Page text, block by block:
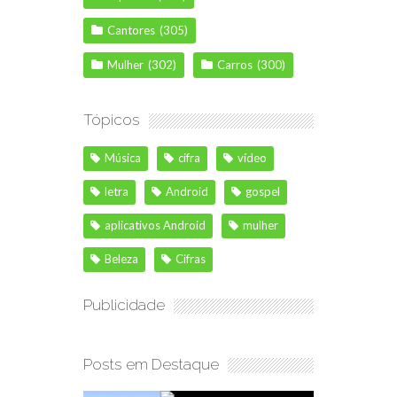
Cantores (305)
Mulher (302) Carros (300)
Tópicos
Música cifra vídeo
letra Android gospel
aplicativos Android mulher
Beleza Cifras
Publicidade
Posts em Destaque